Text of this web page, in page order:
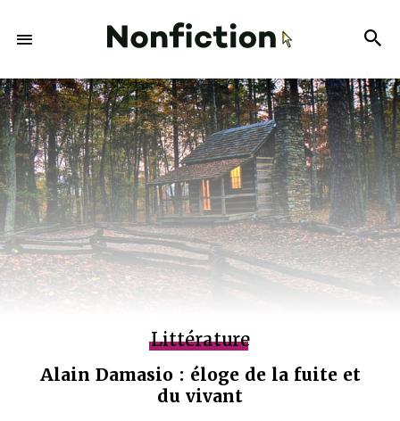
Littérature
Alain Damasio : éloge de la fuite et
du vivant